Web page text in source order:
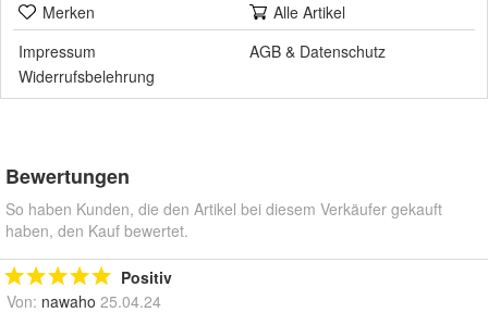
Merken
Alle Artikel
Impressum
AGB & Datenschutz
Widerrufsbelehrung
Bewertungen
So haben Kunden, die den Artikel bei diesem Verkäufer gekauft
haben, den Kauf bewertet.
Positiv
Von: nawaho 25.04.24